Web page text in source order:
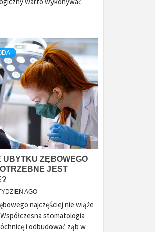
UBYTKU ZĘBOWEGO
JEST
AGO
najczęściej nie wiąże
stomatologia
i odbudować ząb w